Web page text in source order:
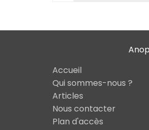
Accueil
Qui sommes-nous ?
Articles
Nous contacter
Plan d'accès